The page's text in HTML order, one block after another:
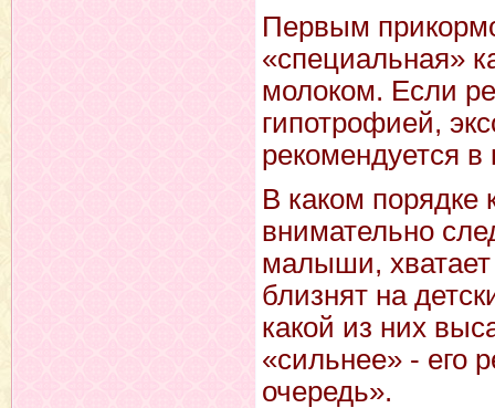
Первым
«специальная»
молоком. Если
гипотрофией,
рекомендуется
В каком порядке
внимательно
малыши,
близнят на
какой из них
«сильнее» - его
очередь».